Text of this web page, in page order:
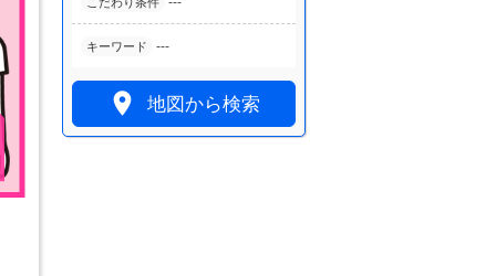
キーワード ---
 地図から検索